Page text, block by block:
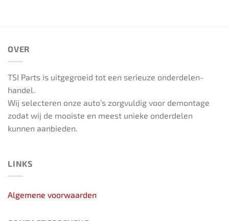
OVER
TSI Parts is uitgegroeid tot een serieuze onderdelen-
handel.
Wij selecteren onze auto’s zorgvuldig voor demontage
zodat wij de mooiste en meest unieke onderdelen
kunnen aanbieden.
LINKS
Algemene voorwaarden